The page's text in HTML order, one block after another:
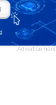
Advertisement